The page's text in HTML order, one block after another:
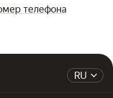
телефона
RU